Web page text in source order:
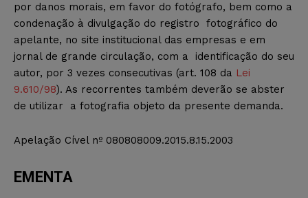
por danos morais, em favor do fotógrafo, bem como a
condenação à divulgação do registro fotográfico do
apelante, no site institucional das empresas e em
jornal de grande circulação, com a identificação do seu
autor, por 3 vezes consecutivas (art. 108 da Lei
9.610/98). As recorrentes também deverão se abster
de utilizar a fotografia objeto da presente demanda.
Apelação Cível nº 0808080­09.2015.8.15.2003
EMENTA